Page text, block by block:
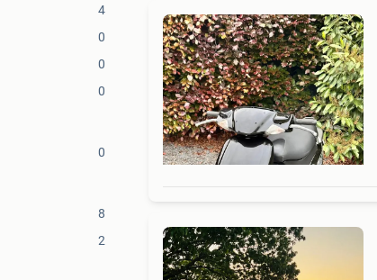
4
0
0
0
0
8
2